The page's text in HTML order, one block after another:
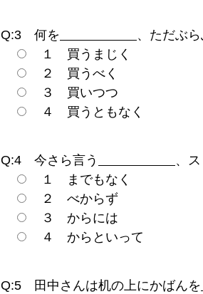
Q:3 何を
、ただぶ
１ 買うまじく
２ 買うべく
３ 買いつつ
４ 買うともなく
Q:4 今さら言う
、
１ までもなく
２ べからず
３ からには
４ からといって
Q:5 田中さんは机の上にかばんを